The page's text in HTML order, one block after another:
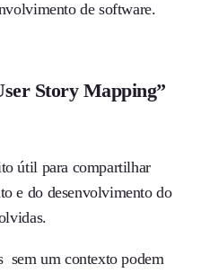
de software.
Story Mapping”
útil para compartilhar
e do desenvolvimento do
sem um contexto podem